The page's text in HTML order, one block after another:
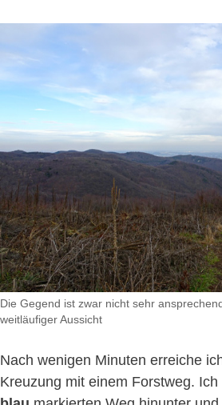
Die Gegend ist zwar nicht sehr
weitläufiger Aussicht
Nach wenigen Minuten erreiche
Kreuzung mit einem Forstweg.